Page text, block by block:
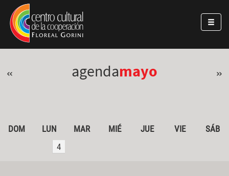
Pasar al contenido principal
Jump to main content
« agendamayo »
DOM LUN MAR MIÉ JUE VIE
SÁB
4